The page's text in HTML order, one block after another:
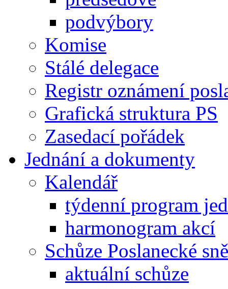
podvýbory
Komise
Stálé delegace
Registr oznámení
Grafická struktura PS
Zasedací pořádek
Jednání a dokumenty
Kalendář
týdenní program
harmonogram akcí
Schůze Poslanecké
aktuální schůze